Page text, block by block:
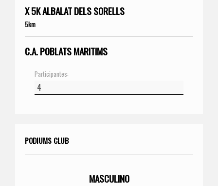
X 5K ALBALAT DELS SORELLS
5km
C.A. POBLATS MARITIMS
Participantes:
PODIUMS CLUB
MASCULINO